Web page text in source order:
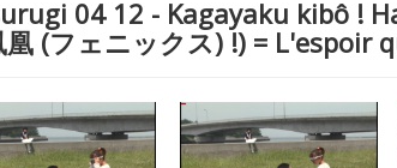
04 12 - Kagayaku kibô !
凰 (フェニックス) !) =